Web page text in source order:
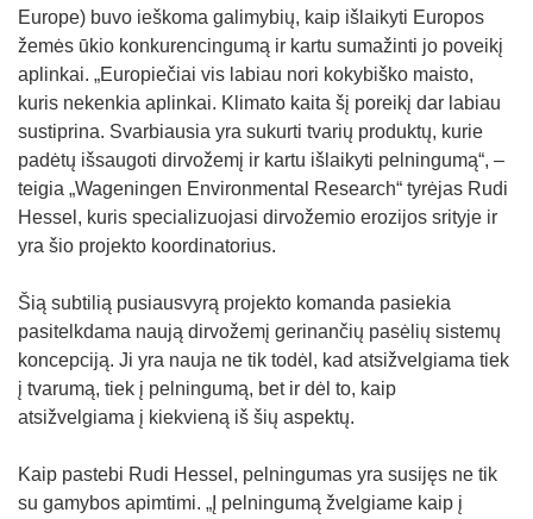
e
w
w
i
n
d
o
w
Europe) buvo ieškoma galimybių, kaip išlaikyti Europos
žemės ūkio konkurencingumą ir kartu sumažinti jo poveikį
aplinkai. „Europiečiai vis labiau nori kokybiško maisto,
kuris nekenkia aplinkai. Klimato kaita šį poreikį dar labiau
sustiprina. Svarbiausia yra sukurti tvarių produktų, kurie
padėtų išsaugoti dirvožemį ir kartu išlaikyti pelningumą“, –
teigia „Wageningen Environmental Research“ tyrėjas Rudi
Hessel, kuris specializuojasi dirvožemio erozijos srityje ir
yra šio projekto koordinatorius.
Šią subtilią pusiausvyrą projekto komanda pasiekia
pasitelkdama naują dirvožemį gerinančių pasėlių sistemų
koncepciją. Ji yra nauja ne tik todėl, kad atsižvelgiama tiek
į tvarumą, tiek į pelningumą, bet ir dėl to, kaip
atsižvelgiama į kiekvieną iš šių aspektų.
Kaip pastebi Rudi Hessel, pelningumas yra susijęs ne tik
su gamybos apimtimi. „Į pelningumą žvelgiame kaip į